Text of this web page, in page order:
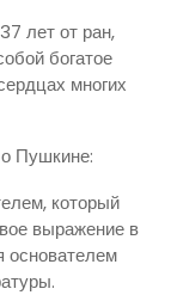
лет от ран,
богатое
многих
Пушкине:
который
выражение в
основателем